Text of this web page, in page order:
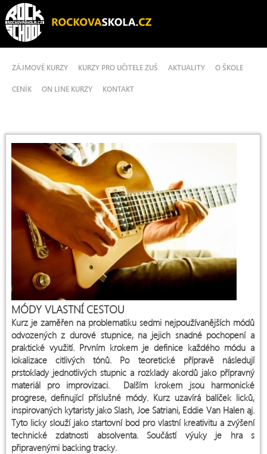
MÓDY VLASTNÍ CESTOU
Kurz je zaměřen na problematiku sedmi nejpoužívanějších módů
odvozených z durové stupnice, na jejich snadné pochopení a
praktické využití. Prvním krokem je definice každého módu a
lokalizace citlivých tónů. Po teoretické přípravě následují
prstoklady jednotlivých stupnic a rozklady akordů jako přípravný
materiál pro improvizaci. Dalším krokem jsou harmonické
progrese, definující příslušné módy. Kurz uzavírá balíček licků,
inspirovaných kytaristy jako Slash, Joe Satriani, Eddie Van Halen aj.
Tyto licky slouží jako startovní bod pro vlastní kreativitu a zvýšení
technické zdatnosti absolventa. Součástí výuky je hra s
připravenými backing tracky.
ZÁJMOVÉ KURZY KURZY PRO UČITELE ZUŠ AKTUALITY O ŠKOLE
CENÍK ON LINE KURZY KONTAKT